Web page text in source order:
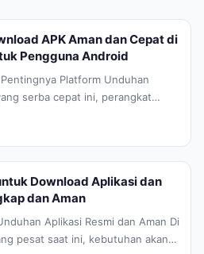
APK Aman dan Cepat di
Pengguna Android
Platform Unduhan
serba cepat ini, perangkat
Download Aplikasi dan
dan Aman
Aplikasi Resmi dan Aman Di
pesat saat ini, kebutuhan akan